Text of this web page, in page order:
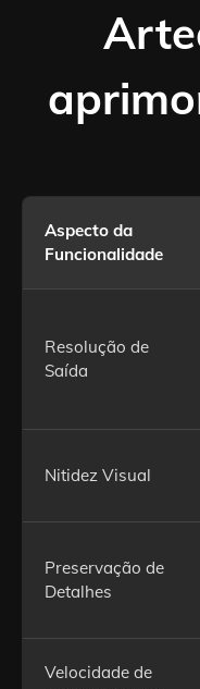
Aspecto da
Funcionalidade
Resolução de
Saída
Nitidez Visual
Preservação de
Detalhes
Velocidade de